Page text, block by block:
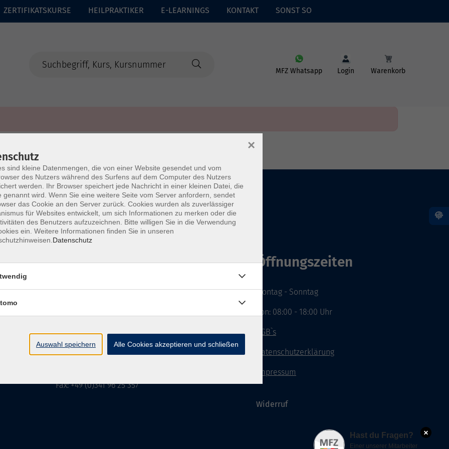
×
Hast du Fragen?
Einer unserer Mitarbeiter
ZERTIFIKATSKURSE HEILPRAKTIKER E-LEARNINGS KONTAKT SONST SO
MFZ Whatsapp Login Warenkorb
MFZ LEIPZIG
04109 Leipzig
info@mfz-leipzig.de
Fax: +49 (0)341 96 25 357
Öffnungszeiten
Montag - Sonntag
von: 08:00 - 18:00 Uhr
AGB`s
Datenschutzerklärung
Impressum
Widerruf
sind kleine Datenmengen, die von einer Website gesendet und vom
des Nutzers während des Surfens auf dem Computer des Nutzers
werden. Ihr Browser speichert jede Nachricht in einer kleinen Datei, die
genannt wird. Wenn Sie eine weitere Seite vom Server anfordern, sendet
das Cookie an den Server zurück. Cookies wurden als zuverlässiger
für Websites entwickelt, um sich Informationen zu merken oder die
des Benutzers aufzuzeichnen. Bitte willigen Sie in die Verwendung
ein. Weitere Informationen finden Sie in unseren
Datenschutz
×
Auswahl speichern Alle Cookies akzeptieren und schließen